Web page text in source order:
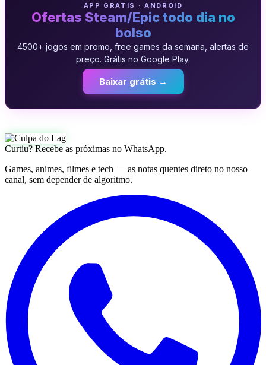
APP GRATIS · ANDROID
Ofertas Steam/Epic todo dia no
bolso
4500+ jogos em promo, free games da semana, alertas de
preço. Grátis no Google Play.
Baixar grátis →
Curtiu? Recebe as próximas no WhatsApp.
Games, animes, filmes e tech — as notas quentes direto no nosso
canal, sem depender de algoritmo.